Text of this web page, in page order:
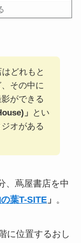
どれもと
その中に
ができる
」
とい
オがある
、蔦屋書店を中
葉T-SITE」 。
に位置するおし